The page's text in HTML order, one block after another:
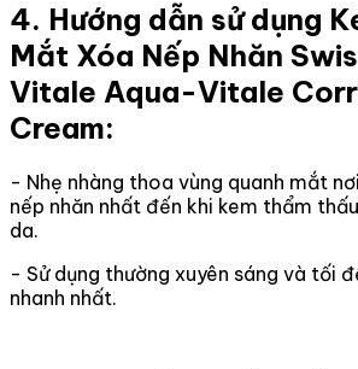
4. Hướng dẫn sử dụng
Mắt Xóa Nếp Nhăn
Vitale Aqua-Vitale
Cream:
- Nhẹ nhàng thoa vùng quanh mắt
nếp nhăn nhất đến khi kem thẩm
da.
- Sử dụng thường xuyên sáng và tối
nhanh nhất.